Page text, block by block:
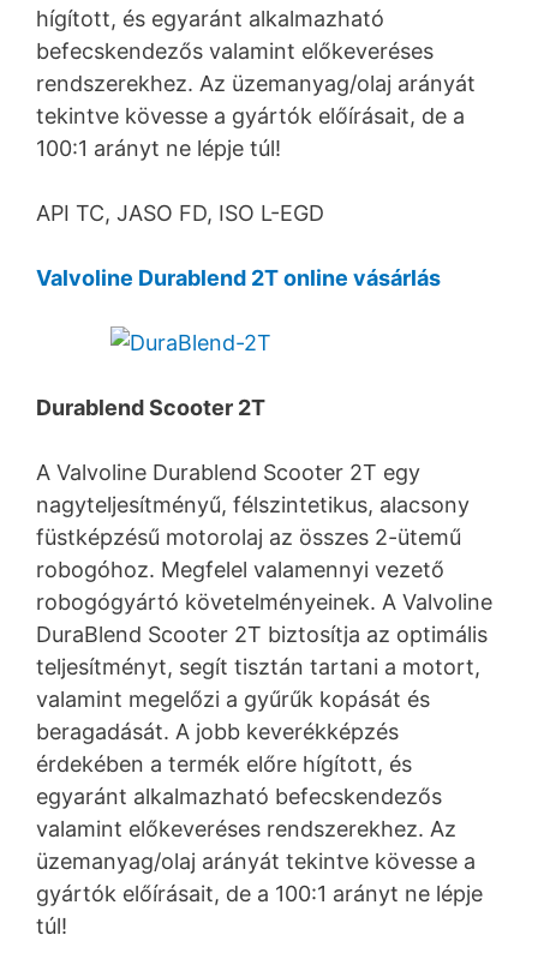
hígított, és egyaránt alkalmazható
befecskendezős valamint előkeveréses
rendszerekhez. Az üzemanyag/olaj arányát
tekintve kövesse a gyártók előírásait, de a
100:1 arányt ne lépje túl!
API TC, JASO FD, ISO L-EGD
Valvoline Durablend 2T online vásárlás
Durablend Scooter 2T
A Valvoline Durablend Scooter 2T egy
nagyteljesítményű, félszintetikus, alacsony
füstképzésű motorolaj az összes 2-ütemű
robogóhoz. Megfelel valamennyi vezető
robogógyártó követelményeinek. A Valvoline
DuraBlend Scooter 2T biztosítja az optimális
teljesítményt, segít tisztán tartani a motort,
valamint megelőzi a gyűrűk kopását és
beragadását. A jobb keverékképzés
érdekében a termék előre hígított, és
egyaránt alkalmazható befecskendezős
valamint előkeveréses rendszerekhez. Az
üzemanyag/olaj arányát tekintve kövesse a
gyártók előírásait, de a 100:1 arányt ne lépje
túl!